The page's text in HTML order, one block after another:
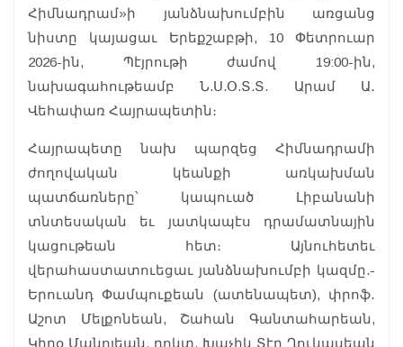
Հիմնադրամ»ի յանձնախումբին առցանց
նիստը կայացաւ Երեքշաբթի, 10 Փետրուար
2026-ին, Պէյրութի ժամով 19:00-ին,
նախագահութեամբ Ն.Ս.Օ.Տ.Տ. Արամ Ա․
Վեհափառ Հայրապետին։
Հայրապետը նախ պարզեց Հիմնադրամի
ժողովական կեանքի առկախման
պատճառները՝ կապուած Լիբանանի
տնտեսական եւ յատկապէս դրամատնային
կացութեան հետ։ Այնուհետեւ
վերահաստատուեցաւ յանձնախումբի կազմը.-
Երուանդ Փամպուքեան (ատենապետ), փրոֆ․
Աշոտ Մելքոնեան, Շահան Գանտահարեան,
Կիրօ Մանոյեան, դոկտ. Խաչիկ Տէր Ղուկասեան